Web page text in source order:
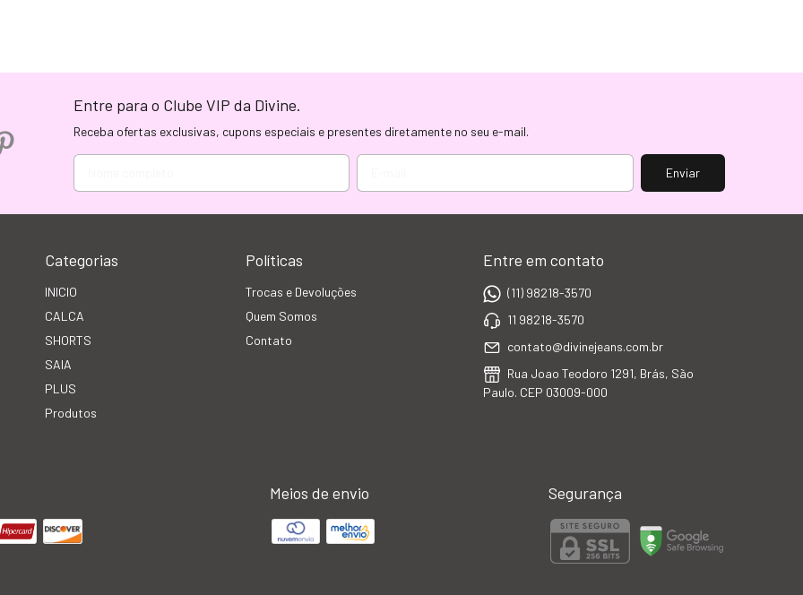
Entre para o Clube VIP da Divine.
Receba ofertas exclusivas, cupons especiais e presentes diretamente no seu e-mail.
Categorias
INICIO
CALCA
SHORTS
SAIA
PLUS
Produtos
Políticas
Trocas e Devoluções
Quem Somos
Contato
Entre em contato
(11) 98218-3570
11 98218-3570
contato@divinejeans.com.br
Rua Joao Teodoro 1291, Brás, São
Paulo. CEP 03009-000
Meios de envio Segurança